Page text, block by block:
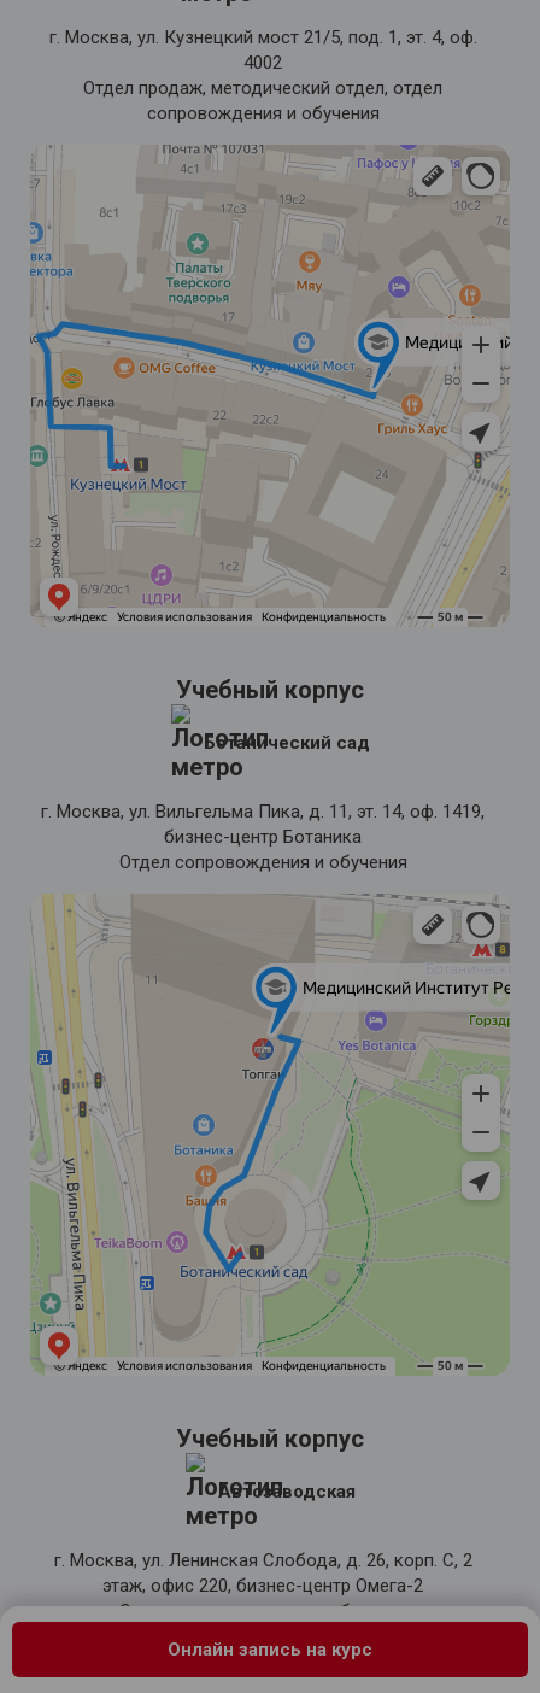
Онлайн запись на курс
г. Москва, ул. Кузнецкий мост 21/5, под. 1, эт. 4, оф.
4002
Отдел продаж, методический отдел, отдел
сопровождения и обучения
Учебный корпус
Ботанический сад
г. Москва, ул. Вильгельма Пика, д. 11, эт. 14, оф. 1419,
бизнес-центр Ботаника
Отдел сопровождения и обучения
Учебный корпус
Автозаводская
г. Москва, ул. Ленинская Слобода, д. 26, корп. С, 2
этаж, офис 220, бизнес-центр Омега-2
Отдел сопровождения и обучения